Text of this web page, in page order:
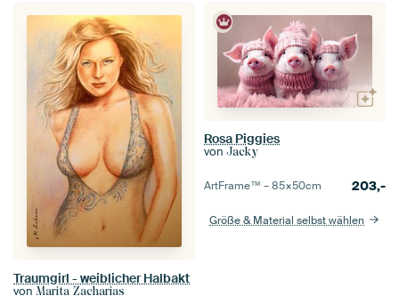
Traumgirl - weiblicher Halbakt
von Marita Zacharias
Rosa Piggies
von Jacky
ArtFrame™ –85×50cm 203,-
Größe & Material selbst wählen